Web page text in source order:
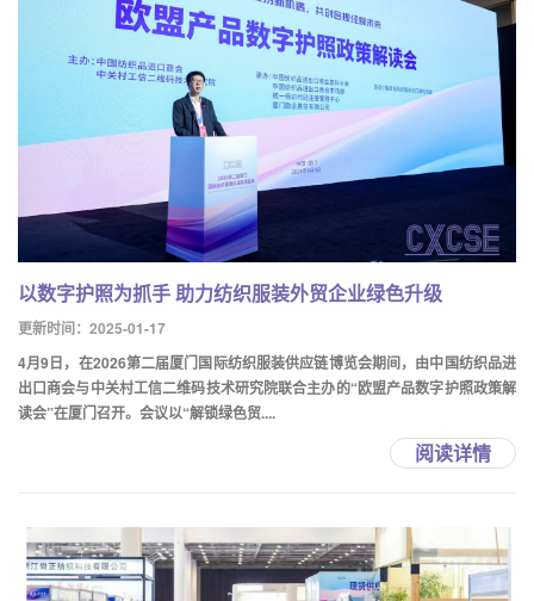
以数字护照为抓手 助力纺织服装外贸企业绿色升级
更新时间：2025-01-17
4月9日，在2026第二届厦门国际纺织服装供应链博览会期间，由中国纺织品进
出口商会与中关村工信二维码技术研究院联合主办的“欧盟产品数字护照政策解
读会”在厦门召开。会议以“解锁绿色贸....
阅读详情